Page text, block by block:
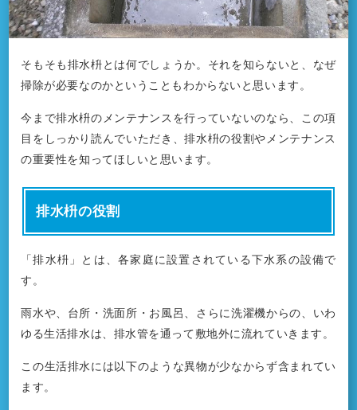
そもそも排水枡とは何でしょうか。それを知らないと、なぜ
掃除が必要なのかということもわからないと思います。
今まで排水枡のメンテナンスを行っていないのなら、この項
目をしっかり読んでいただき、排水枡の役割やメンテナンス
の重要性を知ってほしいと思います。
排水枡の役割
「排水枡」とは、各家庭に設置されている下水系の設備で
す。
雨水や、台所・洗面所・お風呂、さらに洗濯機からの、いわ
ゆる生活排水は、排水管を通って敷地外に流れていきます。
この生活排水には以下のような異物が少なからず含まれてい
ます。